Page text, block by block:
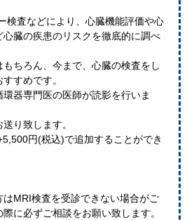
検査などにより、心臓機能評価や心
臓の疾患のリスクを徹底的に調べ
ちろん、今まで、心臓の検査をし
すめです。
器専門医の医師が読影を行いま
り致します。
円(税込)で追加することができ
MRI検査を受診できない場合がご
に必ずご相談をお願い致します。